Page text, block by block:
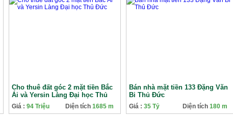
Cho thuê đất góc 2 mặt tiền Bắc
Ái và Yersin Làng Đại học Thủ
Đức
Giá : 94 Triệu Diện tích 1685 m
Bán nhà mặt tiền 133 Đặng Văn
Bi Thủ Đức
Giá : 35 Tỷ Diện tích 180 m